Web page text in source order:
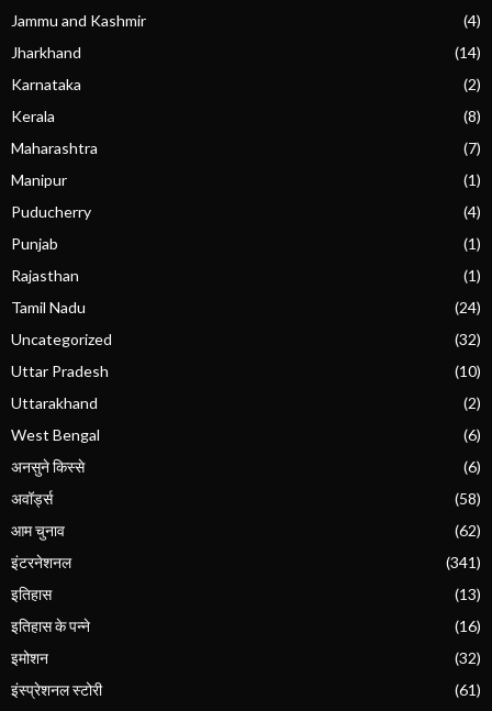
Jammu and Kashmir
(4)
Jharkhand
(14)
Karnataka
(2)
Kerala
(8)
Maharashtra
(7)
Manipur
(1)
Puducherry
(4)
Punjab
(1)
Rajasthan
(1)
Tamil Nadu
(24)
Uncategorized
(32)
Uttar Pradesh
(10)
Uttarakhand
(2)
West Bengal
(6)
अनसुने किस्से
(6)
अवॉर्ड्स
(58)
आम चुनाव
(62)
इंटरनेशनल
(341)
इतिहास
(13)
इतिहास के पन्ने
(16)
इमोशन
(32)
इंस्प्रेशनल स्टोरी
(61)